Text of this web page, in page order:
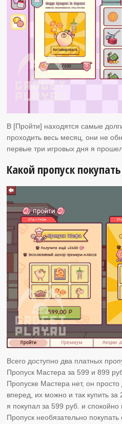
В [Пройти] находятся самые
проходить весь месяц, они не
первые три игровых дня я
Какой пропуск покупать
Всего доступно два платных
Пропуск Мастера за 599 и 899
Пропуске Мастера нет, он
вперед, их можно и так купить
я покупал за 599 руб. и спокойно
Пропуск необязательно